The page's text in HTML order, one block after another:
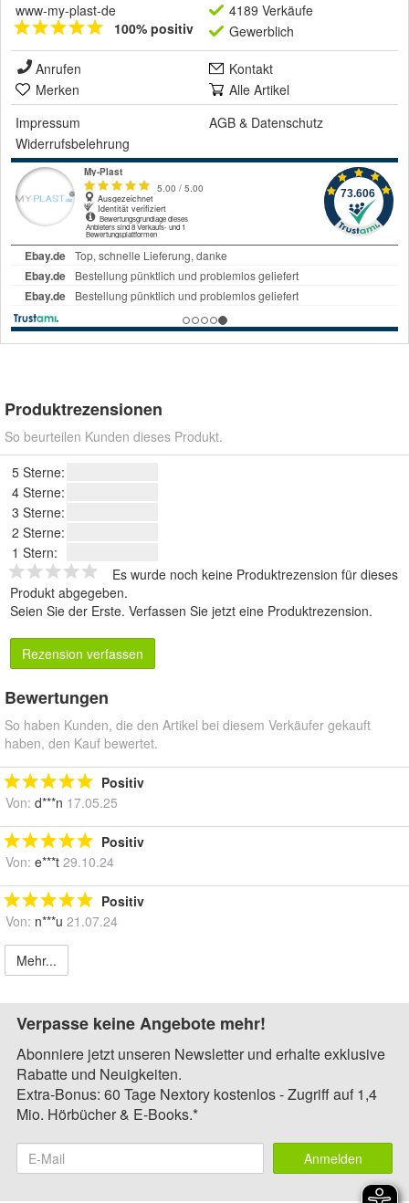
www-my-plast-de
100% positiv
4189 Verkäufe
Gewerblich
Anrufen
Kontakt
Merken
Alle Artikel
Impressum
AGB & Datenschutz
Widerrufsbelehrung
Produktrezensionen
So beurteilen Kunden dieses Produkt.
5 Sterne:
4 Sterne:
3 Sterne:
2 Sterne:
1 Stern:
Es wurde noch keine Produktrezension für dieses
Produkt abgegeben.
Seien Sie der Erste. Verfassen Sie jetzt eine Produktrezension.
Rezension verfassen
Bewertungen
So haben Kunden, die den Artikel bei diesem Verkäufer gekauft
haben, den Kauf bewertet.
Positiv
Von: d***n 17.05.25
Positiv
Von: e***t 29.10.24
Positiv
Von: n***u 21.07.24
Mehr...
Verpasse keine Angebote mehr!
Abonniere jetzt unseren Newsletter und erhalte exklusive
Rabatte und Neuigkeiten.
Extra-Bonus: 60 Tage Nextory kostenlos - Zugriff auf 1,4
Mio. Hörbücher & E-Books.*
Anmelden